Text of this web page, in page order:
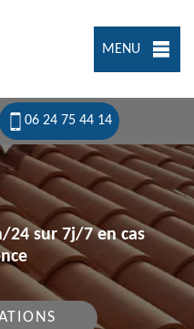
MENU
06 24 75 44 14
24 sur 7j/7 en cas